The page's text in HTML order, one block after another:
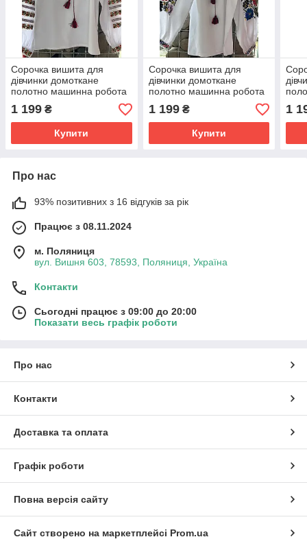
Сорочка вишита для
дівчинки домоткане
полотно машинна робота
ріст 140
1 199 ₴
Купити
Сорочка вишита для
дівчинки домоткане
полотно машинна робота
ріст 146
1 199₴
Купити
1
Про нас
93% позитивних з 16 відгуків за рік
Працює з 08.11.2024
м. Поляниця
вул. Вишня 603, 78593, Поляниця, Україна
Контакти
Сьогодні працює з 09:00 до 20:00
Показати весь графік роботи
Про нас
Контакти
Доставка та оплата
Графік роботи
Повна версія сайту
Сайт створено на маркетплейсі Prom.ua